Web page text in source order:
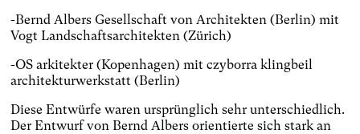
-Bernd Albers Gesellschaft von Architekten (Berlin) mit
Vogt Landschaftsarchitekten (Zürich)
-OS arkitekter (Kopenhagen) mit czyborra klingbeil
architekturwerkstatt (Berlin)
Diese Entwürfe waren ursprünglich sehr unterschiedlich.
Der Entwurf von Bernd Albers orientierte sich stark an